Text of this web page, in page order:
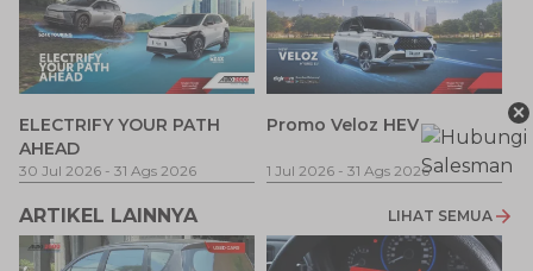
ELECTRIFY YOUR PATH
AHEAD
30 Jul 2026 - 31 Ags 2026
Promo Veloz HEV
1 Jul 2026 - 31 Ags 2026
ARTIKEL LAINNYA LIHAT SEMUA
×